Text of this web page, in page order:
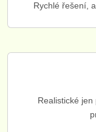
Rychlé řešení,
Realistické